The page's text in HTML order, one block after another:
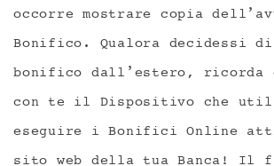
occorre mostrare copia
Bonifico. Qualora decidessi
bonifico dall’estero, ricorda
con te il Dispositivo che
eseguire i Bonifici Online
sito web della tua Banca! Il